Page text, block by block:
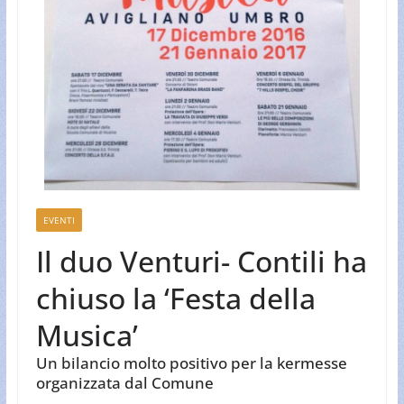
EVENTI
Il duo Venturi- Contili ha
chiuso la ‘Festa della
Musica’
Un bilancio molto positivo per la kermesse
organizzata dal Comune